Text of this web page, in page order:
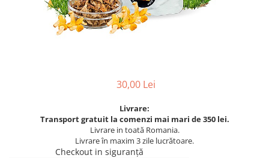
30,00 Lei
Livrare:
Transport gratuit la comenzi mai mari de 350 lei.
Livrare in toată Romania.
Livrare în maxim 3 zile lucrătoare.
Checkout in siguranță